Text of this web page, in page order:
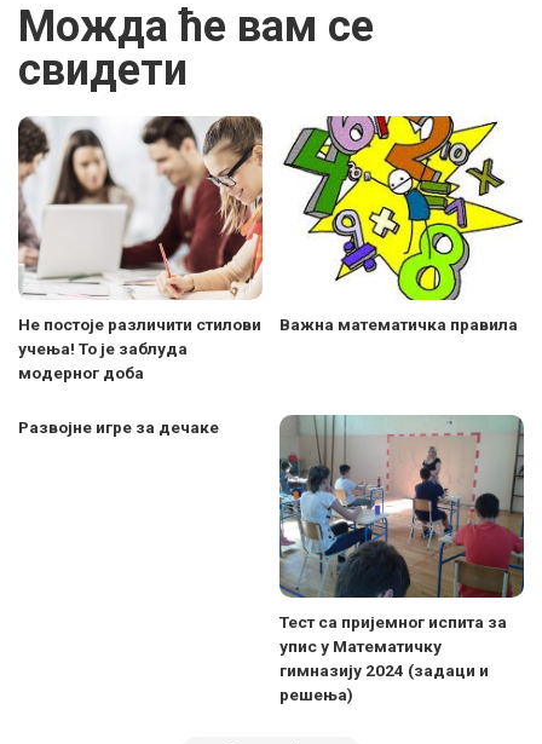
Можда ће вам се
свидети
Не постоје различити стилови
учења! То је заблуда
модерног доба
Важна математичка правила
Развојне игре за дечаке
Тест са пријемног испитa за
упис у Математичку
гимназију 2024 (задаци и
решења)